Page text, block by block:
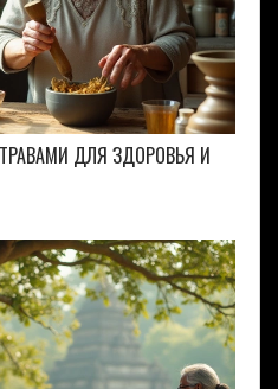
ДЛЯ ЗДОРОВЬЯ И